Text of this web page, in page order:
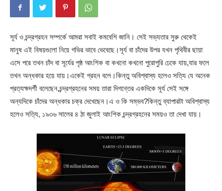
সূর্য ও চন্দ্রগ্রহন সম্পর্কে আমরা সবাই কমবেশি জানি। সেই সভ্যতার সুরু থেকেই
মানুষ এই বিষয়গুলো নিয়ে গভির ভাবে ভেবেছে।সূর্য বা চাঁদের উপর যখন পৃথিবীর ছায়া
এসে পরে তখন চাঁদ বা সূর্যের পৃষ্ঠ আংশিক বা কখনো কখনো পুরোপুরি ঢেকে যায়,যার ফলে
তখন অন্ধকার হয়ে যায়।একেই গ্রহন বলে।কিন্তু অবিশ্বাস্য হলেও সত্যি যে অনেক
প্রত্যক্ষদর্শী বলেছেন,চন্দ্রগ্রহনের সময় তারা দিগন্তের একদিকে সূর্য সেই সঙ্গে
অন্যদিকে চাঁদের অন্ধকার চক্র দেখেছেন।এ ও কি সম্ভব?কিন্তু ব্যাপারটা অবিশ্বাস্য
হলেও সত্যি, ১৯৩৬ সালের ৪ ঠা জুলাই আংশিক চন্দ্রগ্রহনের সময়ও তা দেখা যায়।